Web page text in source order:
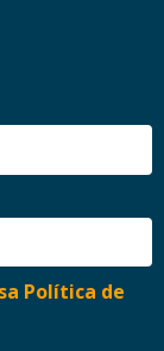
Política de